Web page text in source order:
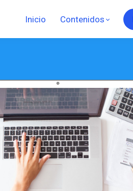
Inicio Contenidos